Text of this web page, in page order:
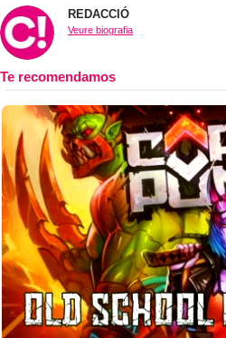
REDACCIÓ
Veure biografia